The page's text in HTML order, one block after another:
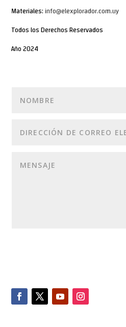
Materiales:info@elexplorador.com.uy
Todos los Derechos Reservados
Año 2024